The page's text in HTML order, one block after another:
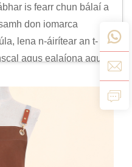
is fearr chun bálaí a
don iomarca
lena n-áirítear an t-
agus ealaíona agus
salachar, agus iad ag
le hórdú proifisiúnta.
ar
leo a bheith ina n-áit i